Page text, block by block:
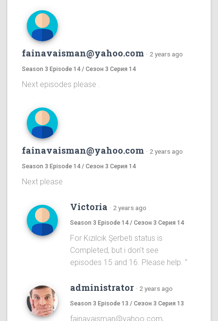
fainavaisman@yahoo.com · 2 years ago
Season 3 Episode 14 / Сезон 3 Серия 14
Next episodes please .
fainavaisman@yahoo.com · 2 years ago
Season 3 Episode 14 / Сезон 3 Серия 14
Next please
Victoria · 2 years ago
Season 3 Episode 14 / Сезон 3 Серия 14
For Kızılcık Şerbeti status is
Completed, but i don't see
episodes 15 and 16. Please help. "
administrator · 2 years ago
Season 3 Episode 13 / Сезон 3 Серия 13
fainavaisman@yahoo.com,